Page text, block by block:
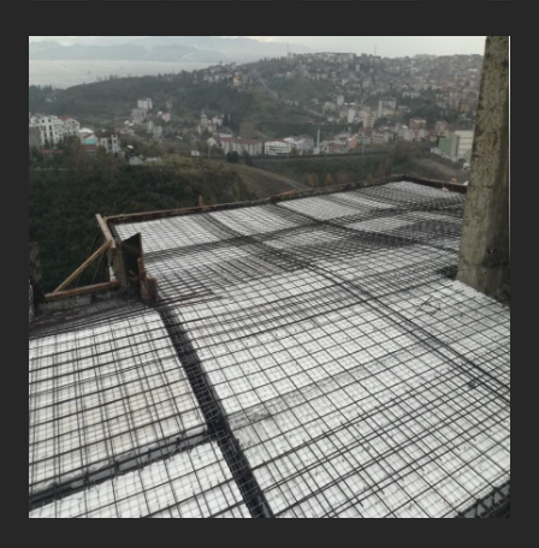
ÇATI UYGULAMALARI